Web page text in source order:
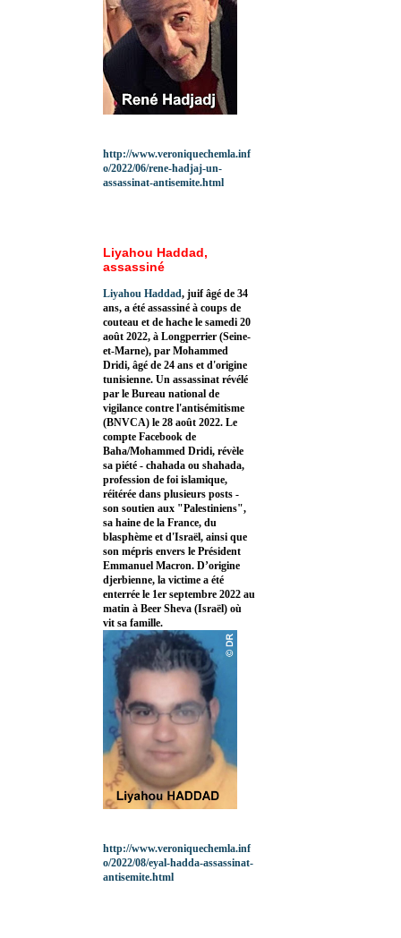
http://www.veroniquechemla.inf
o/2022/06/rene-hadjaj-un-
assassinat-antisemite.html
Liyahou Haddad,
assassiné
Liyahou Haddad, juif âgé de 34
ans, a été assassiné à coups de
couteau et de hache le samedi 20
août 2022, à Longperrier (Seine-
et-Marne), par Mohammed
Dridi, âgé de 24 ans et d'origine
tunisienne. Un assassinat révélé
par le Bureau national de
vigilance contre l'antisémitisme
(BNVCA) le 28 août 2022. Le
compte Facebook de
Baha/Mohammed Dridi, révèle
sa piété - chahada ou shahada,
profession de foi islamique,
réitérée dans plusieurs posts -
son soutien aux "Palestiniens",
sa haine de la France, du
blasphème et d'Israël, ainsi que
son mépris envers le Président
Emmanuel Macron. D’origine
djerbienne, la victime a été
enterrée le 1er septembre 2022 au
matin à Beer Sheva (Israël) où
vit sa famille.
http://www.veroniquechemla.inf
o/2022/08/eyal-hadda-assassinat-
antisemite.html